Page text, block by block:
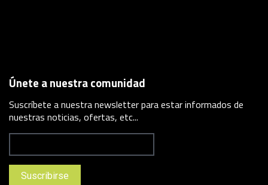
Únete a nuestra comunidad
Suscríbete a nuestra newsletter para estar informados de
nuestras noticias, ofertas, etc...